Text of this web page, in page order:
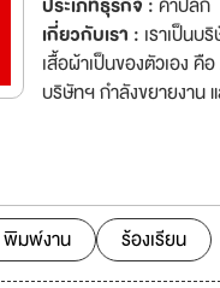
เกี่ยวกับเรา : เราเป็นบ
เสื้อผ้าเป็นของตัวเอง คื
บริษัทฯ กำลังขยายงาน
จำหน่ายเสื้อผ้า และเค
สาขาทั่วประเทศกว่า
ที่มีความรู้ ความสามารถ
พร้อมกับเราในตำแหน่งดัง
พิมพ์งาน ร้องเรียน